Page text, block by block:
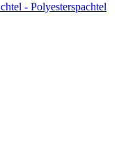
- Polyesterspachtel